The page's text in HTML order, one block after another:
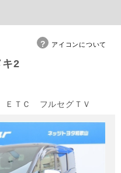
アイコンについて
キ2
ＴＣ フルセグＴＶ